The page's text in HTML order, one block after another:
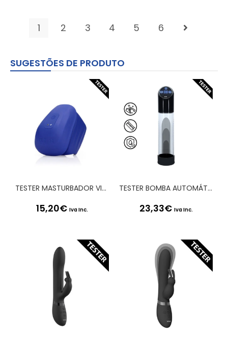
1 2 3 4 5 6
SUGESTÕES DE PRODUTO
TESTER MASTURBADOR VIBRATING AND PULSE WAVE MIDNIGHT HOUR LOVELINE
15,20€ Iva Inc.
TESTER BOMBA AUTOMÁTICA PARA PÉNIS PRETA PUMPED
23,33€ Iva Inc.